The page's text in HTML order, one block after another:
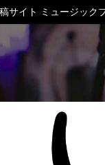
サイト ミュージック
ミュージックプレイス